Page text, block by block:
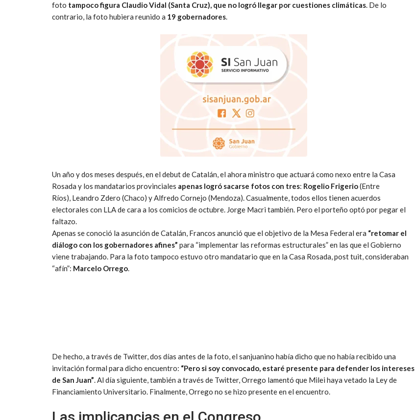
foto tampoco figura Claudio Vidal (Santa Cruz), que no logró llegar por cuestiones climáticas. De lo
contrario, la foto hubiera reunido a 19 gobernadores.
Un año y dos meses después, en el debut de Catalán, el ahora ministro que actuará como nexo entre la Casa
Rosada y los mandatarios provinciales apenas logró sacarse fotos con tres: Rogelio Frigerio(Entre
Ríos), Leandro Zdero (Chaco) y Alfredo Cornejo (Mendoza). Casualmente, todos ellos tienen acuerdos
electorales con LLA de cara a los comicios de octubre. Jorge Macri también. Pero el porteño optó por pegar el
faltazo.
Apenas se conoció la asunción de Catalán, Francos anunció que el objetivo de la Mesa Federal era “retomar el
diálogo con los gobernadores afines” para “implementar las reformas estructurales” en las que el Gobierno
viene trabajando. Para la foto tampoco estuvo otro mandatario que en la Casa Rosada, post tuit, consideraban
“afín”: Marcelo Orrego.
De hecho, a través de Twitter, dos días antes de la foto, el sanjuanino había dicho que no había recibido una
invitación formal para dicho encuentro: “Pero si soy convocado, estaré presente para defender los intereses
de San Juan”. Al día siguiente, también a través de Twitter, Orrego lamentó que Milei haya vetado la Ley de
Financiamiento Universitario. Finalmente, Orrego no se hizo presente en el encuentro.